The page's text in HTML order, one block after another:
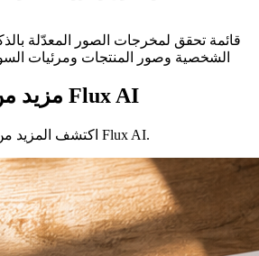
مزيد من المقالات حول Flux AI
اكتشف المزيد من المقالات والأخبار حول Flux AI.